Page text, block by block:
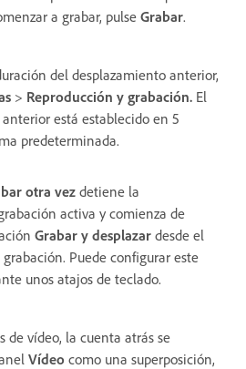
a grabar, pulse Grabar.
del desplazamiento anterior,
> Reproducción y grabación. El
está establecido en 5
predeterminada.
otra vezdetiene la
activa y comienza de
Grabar y desplazar desde el
Puede configurar este
unos atajos de teclado.
de vídeo, la cuenta atrás se
Vídeo como una superposición,